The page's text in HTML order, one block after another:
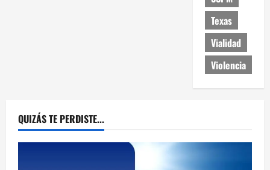
Texas
Vialidad
Violencia
QUIZÁS TE PERDISTE...